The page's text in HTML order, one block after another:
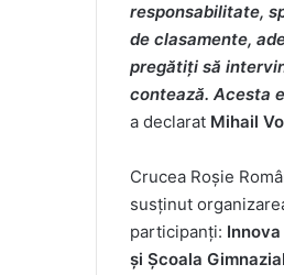
responsabilitate,
de clasamente,
pregătiți să
contează. Acesta
a declarat Mihail
Crucea Roșie
susținut
participanți:
și Școala